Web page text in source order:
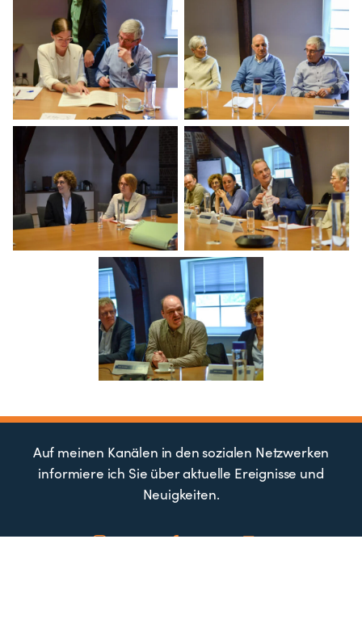
Auf meinen Kanälen in den sozialen Netzwerken
informiere ich Sie über aktuelle Ereignisse und
Neuigkeiten.